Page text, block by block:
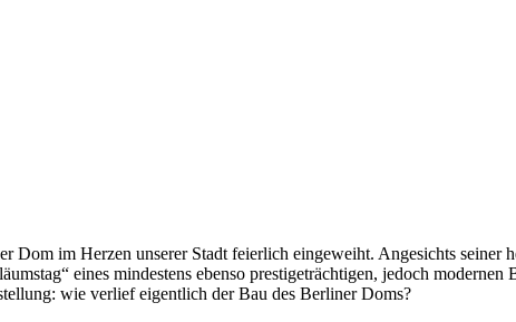
Dom im Herzen unserer Stadt feierlich eingeweiht. Angesichts seiner
eines mindestens ebenso prestigeträchtigen, jedoch
wie verlief eigentlich der Bau des Berliner Doms?